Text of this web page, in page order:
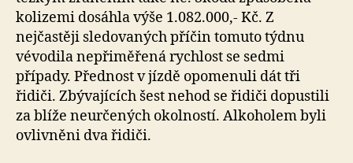
kolizemi dosáhla výše 1.082.000,- Kč. Z
nejčastěji sledovaných příčin tomuto týdnu
vévodila nepřiměřená rychlost se sedmi
případy. Přednost v jízdě opomenuli dát tři
řidiči. Zbývajících šest nehod se řidiči dopustili
za blíže neurčených okolností. Alkoholem byli
ovlivněni dva řidiči.